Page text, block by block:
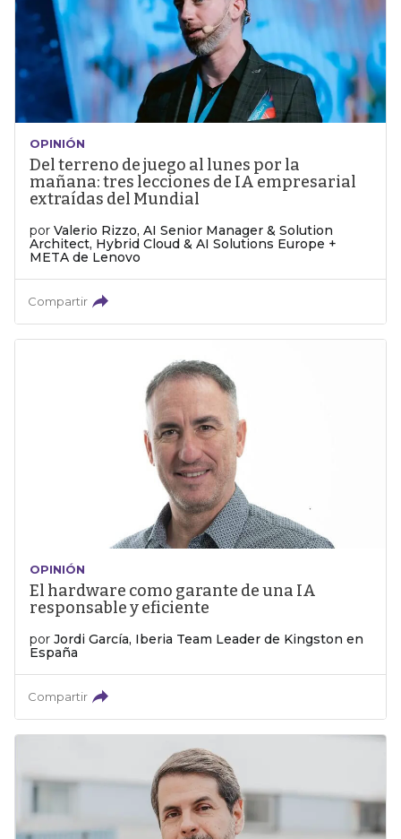
OPINIÓN
Del terreno de juego al lunes por la
mañana: tres lecciones de IA empresarial
extraídas del Mundial
por Valerio Rizzo, AI Senior Manager & Solution
Architect, Hybrid Cloud & AI Solutions Europe +
META de Lenovo
Compartir
OPINIÓN
El hardware como garante de una IA
responsable y eficiente
por Jordi García, Iberia Team Leader de Kingston en
España
Compartir